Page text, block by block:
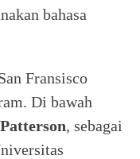
bahasa
Fransisco
Di bawah
, sebagai